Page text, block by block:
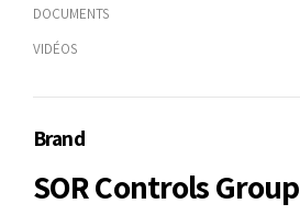
DOCUMENTS
VIDÉOS
Brand
SOR Controls Group